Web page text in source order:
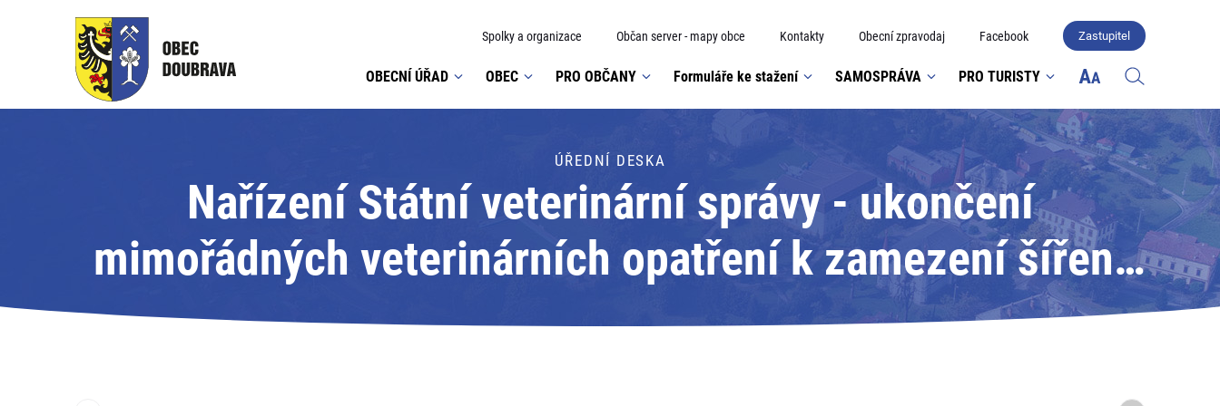
Spolky a organizace Občan server - mapy obce Kontakty Obecní zpravodaj Facebook Zastupitel
OBECNÍ ÚŘAD OBEC PRO OBČANY Formuláře ke stažení SAMOSPRÁVA PRO TURISTY
ÚŘEDNÍ DESKA
Nařízení Státní veterinární správy - ukončení
mimořádných veterinárních opatření k zamezení šíření
nebezpečné nákazy, moru včelího plodu v